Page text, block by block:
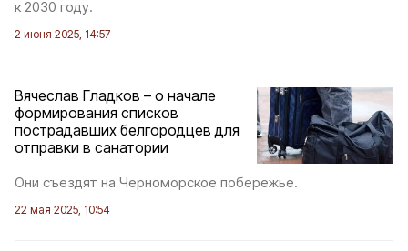
к 2030 году.
2 июня 2025, 14:57
Вячеслав Гладков – о начале
формирования списков
пострадавших белгородцев для
отправки в санатории
Они съездят на Черноморское побережье.
22 мая 2025, 10:54